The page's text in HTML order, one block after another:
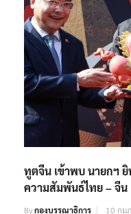
ทูตจีน เข้าพบ นายกฯ
ความสัมพันธ์ไทย – จีน
Byกองบรรณาธิการ 10 กุม